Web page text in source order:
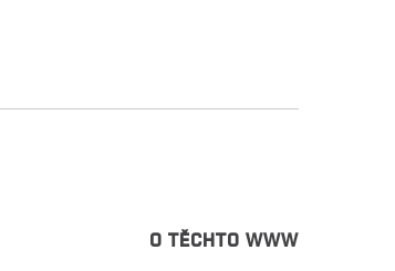
O TĚCHTO WWW